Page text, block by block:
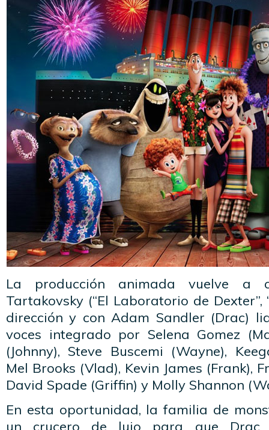
La producción animada vuelve a
Tartakovsky (“El Laboratorio de Dexter”,
dirección y con Adam Sandler (Drac)
voces integrado por Selena Gomez
(Johnny), Steve Buscemi (Wayne),
Mel Brooks (Vlad), Kevin James (Frank),
David Spade (Griffin) y Molly Shannon
En esta oportunidad, la familia de
un crucero de lujo para que Drac